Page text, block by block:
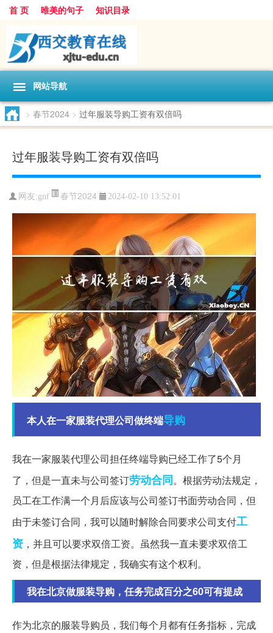
首 页 唯美的句子 知识目录
网站导航
> 春节2024 > 过年服装导购工资有双倍吗
过年服装导购工资有双倍吗
网友:gnf 春节2024 2024-02-10 13:52:01
本人在一家服装代理公司做终端导购
我在一家服装代理公司担任终端导购已经工作了5个月
了，但是一直未与公司签订劳动合同。根据劳动法规定，
员工在工作满一个月后应该与公司签订书面劳动合同，但
由于未签订合同，我可以随时解除合同要求公司支付工
资 ，并且可以要求双倍工资。虽然我一直未要求双倍工
资，但是根据法律规定，我确实有这个权利。
我在北京做服装导购，任务完成百分之60可有提成
作为北京的服装导购员，我们每个月都有任务指标，完成